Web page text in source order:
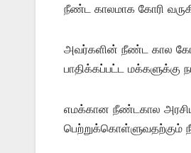
நீண்ட காலமாக கோரி
அவர்களின் நீண்ட கால
பாதிக்கப்பட்ட
எமக்கான நீண்டகால